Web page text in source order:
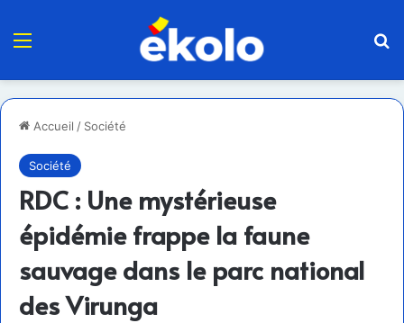
Menu
Accueil / Société
Société
RDC : Une mystérieuse
épidémie frappe la faune
sauvage dans le parc national
des Virunga